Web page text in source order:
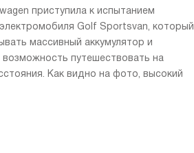
приступила к испытанием
Golf Sportsvan, который
массивный аккумулятор и
возможность путешествовать на
Как видно на фото, высокий